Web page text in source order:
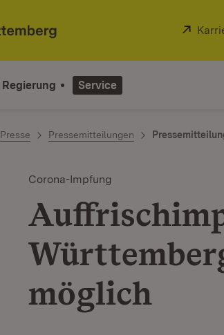
Regierung Service
Presse Pressemitteilungen
Corona-Impfung
möglich